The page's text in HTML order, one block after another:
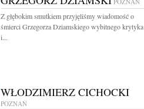
Z głębokim smutkiem przyjęliśmy wiadomość o
śmierci Grzegorza Dziamskiego wybitnego krytyka
i...
WŁODZIMIERZ CICHOCKI
POZNAŃ